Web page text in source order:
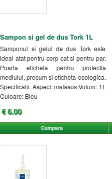
Sampon si gel de dus Tork 1L
Samponul si gelul de dus Tork este
ideal atat pentru corp cat si pentru par.
Poarta eticheta pentru protectia
mediului, precum si eticheta ecologica.
Specificatii: Aspect: matasos Volum: 1L
Culoare: Bleu
€ 6.00
Cumpara